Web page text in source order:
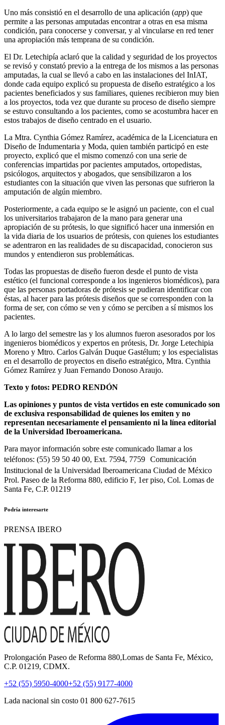
Uno más consistió en el desarrollo de una aplicación (app) que
permite a las personas amputadas encontrar a otras en esa misma
condición, para conocerse y conversar, y al vincularse en red tener
una apropiación más temprana de su condición.
El Dr. Letechipía aclaró que la calidad y seguridad de los proyectos
se revisó y constató previo a la entrega de los mismos a las personas
amputadas, la cual se llevó a cabo en las instalaciones del InIAT,
donde cada equipo explicó su propuesta de diseño estratégico a los
pacientes beneficiados y sus familiares, quienes recibieron muy bien
a los proyectos, toda vez que durante su proceso de diseño siempre
se estuvo consultando a los pacientes, como se acostumbra hacer en
estos trabajos de diseño centrado en el usuario.
La Mtra. Cynthia Gómez Ramírez, académica de la Licenciatura en
Diseño de Indumentaria y Moda, quien también participó en este
proyecto, explicó que el mismo comenzó con una serie de
conferencias impartidas por pacientes amputados, ortopedistas,
psicólogos, arquitectos y abogados, que sensibilizaron a los
estudiantes con la situación que viven las personas que sufrieron la
amputación de algún miembro.
Posteriormente, a cada equipo se le asignó un paciente, con el cual
los universitarios trabajaron de la mano para generar una
apropiación de su prótesis, lo que significó hacer una inmersión en
la vida diaria de los usuarios de prótesis, con quienes los estudiantes
se adentraron en las realidades de su discapacidad, conocieron sus
mundos y entendieron sus problemáticas.
Todas las propuestas de diseño fueron desde el punto de vista
estético (el funcional corresponde a los ingenieros biomédicos), para
que las personas portadoras de prótesis se pudieran identificar con
éstas, al hacer para las prótesis diseños que se corresponden con la
forma de ser, con cómo se ven y cómo se perciben a sí mismos los
pacientes.
A lo largo del semestre las y los alumnos fueron asesorados por los
ingenieros biomédicos y expertos en prótesis, Dr. Jorge Letechipia
Moreno y Mtro. Carlos Galván Duque Gastélum; y los especialistas
en el desarrollo de proyectos en diseño estratégico, Mtra. Cynthia
Gómez Ramírez y Juan Fernando Donoso Araujo.
Texto y fotos: PEDRO RENDÓN
Las opiniones y puntos de vista vertidos en este comunicado son
de exclusiva responsabilidad de quienes los emiten y no
representan necesariamente el pensamiento ni la línea editorial
de la Universidad Iberoamericana.
Para mayor información sobre este comunicado llamar a los
teléfonos: (55) 59 50 40 00, Ext. 7594, 7759 Comunicación
Institucional de la Universidad Iberoamericana Ciudad de México
Prol. Paseo de la Reforma 880, edificio F, 1er piso, Col. Lomas de
Santa Fe, C.P. 01219
Podría interesarte
PRENSA IBERO
Prolongación Paseo de Reforma 880,Lomas de Santa Fe, México,
C.P. 01219, CDMX.
+52 (55) 5950-4000+52 (55) 9177-4000
Lada nacional sin costo 01 800 627-7615